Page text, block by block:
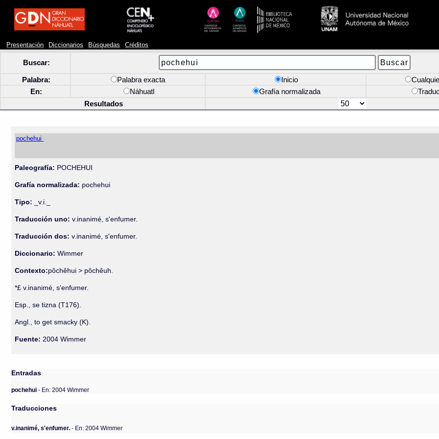
Presentación Diccionarios Búsquedas Créditos
Buscar:
Palabra: Palabra exacta Inicio
En:
Náhuatl Grafía normalizada
Resultados
pochehui
Paleografía: POCHEHUI
Grafía normalizada: pochehui
Tipo: _v.i._
Traducción uno: v.inanimé, s'enfumer.
Traducción dos: v.inanimé, s'enfumer.
Diccionario:Wimmer
Contexto:pôchêhui > pôchêuh.
*£ v.inanimé, s'enfumer.
Esp., se tizna (T176).
Angl., to get smacky (K).
Fuente: 2004 Wimmer
Entradas
pochehui- En: 2004 Wimmer
Traducciones
v.inanimé, s'enfumer. - En: 2004 Wimmer